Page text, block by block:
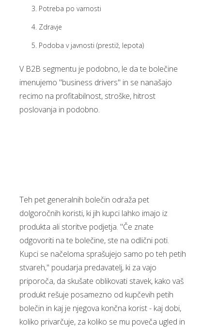
Potreba po varnosti
Zdravje
Podoba v javnosti (prestiž, lepota)
V B2B segmentu je podobno, le da te bolečine
imenujemo "business drivers" in se nanašajo
recimo na profitabilnost, stroške, hitrost
poslovanja in podobno.
Teh pet generalnih bolečin odraža pet
dolgoročnih koristi, ki jih kupci lahko imajo iz
produkta ali storitve podjetja. "Če znate
odgovoriti na te bolečine, ste na odlični poti.
Kupci se načeloma sprašujejo samo po teh petih
stvareh," poudarja predavatelj, ki za vajo
priporoča, da skušate oblikovati stavek, kako vaš
produkt rešuje posamezno od kupčevih petih
bolečin in kaj je njegova končna korist - kaj dobi,
koliko privarčuje, za koliko se mu poveča ugled in